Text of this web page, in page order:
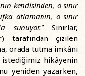
kendisinden, o sınır
atlamanın, o sınır
sunuyor.” Sınırlar,
tarafından çizilen
orada tutma imkânı
hikâyenin
yeniden yazarken,